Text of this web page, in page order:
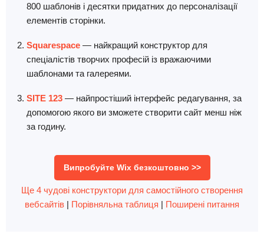
800 шаблонів і десятки придатних до персоналізації
елементів сторінки.
Squarespace — найкращий конструктор для
спеціалістів творчих професій із вражаючими
шаблонами та галереями.
SITE 123 — найпростіший інтерфейс редагування, за
допомогою якого ви зможете створити сайт менш ніж
за годину.
Випробуйте Wix безкоштовно >>
Ще 4 чудові конструктори для самостійного створення
вебсайтів | Порівняльна таблиця | Поширені питання